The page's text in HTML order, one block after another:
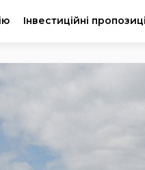
Інвестиційні